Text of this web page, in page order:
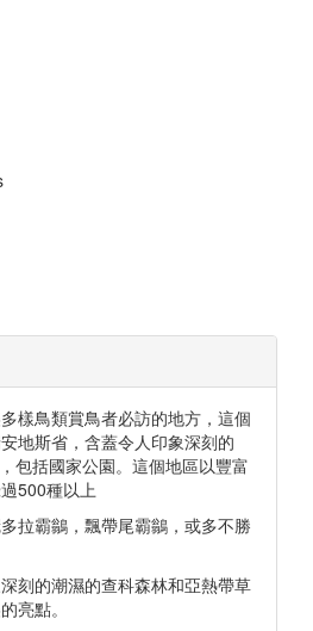
樣鳥類賞鳥者必訪的地方，這個
地斯省，含蓋令人印象深刻的
包括國家公園。這個地區以豐富
500種以上
拉霸鶲，飄帶尾霸鶲，或多不勝
刻的潮濕的查科森林和亞熱帶草
亮點。